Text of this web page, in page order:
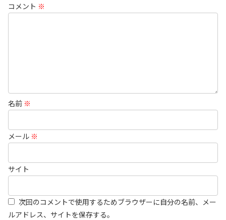
コメント ※
名前 ※
メール ※
サイト
次回のコメントで使用するためブラウザーに自分の名前、メー
ルアドレス、サイトを保存する。